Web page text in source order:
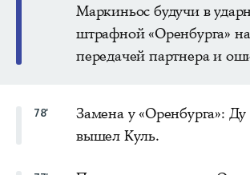
Маркиньос будучи в
штрафной «Оренбурга»
передачей партнера и
78'
Замена у «Оренбурга»:
вышел Куль.